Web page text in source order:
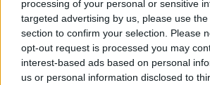
processing of your personal or sensitive
targeted advertising by us, please use
section to confirm your selection. Please
opt-out request is processed you may
interest-based ads based on personal
us or personal information disclosed to